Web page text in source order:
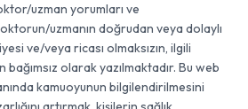
uzman yorumları ve
uzmanın doğrudan veya dolaylı
ve/veya ricası olmaksızın, ilgili
olarak yazılmaktadır. Bu web
kamuoyunun bilgilendirilmesini